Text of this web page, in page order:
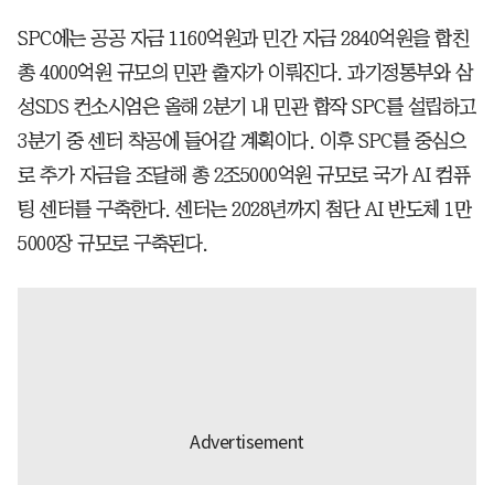
SPC에는 공공 자금 1160억원과 민간 자금 2840억원을 합친
총 4000억원 규모의 민관 출자가 이뤄진다. 과기정통부와 삼
성SDS 컨소시엄은 올해 2분기 내 민관 합작 SPC를 설립하고
3분기 중 센터 착공에 들어갈 계획이다. 이후 SPC를 중심으
로 추가 자금을 조달해 총 2조5000억원 규모로 국가 AI 컴퓨
팅 센터를 구축한다. 센터는 2028년까지 첨단 AI 반도체 1만
5000장 규모로 구축된다.